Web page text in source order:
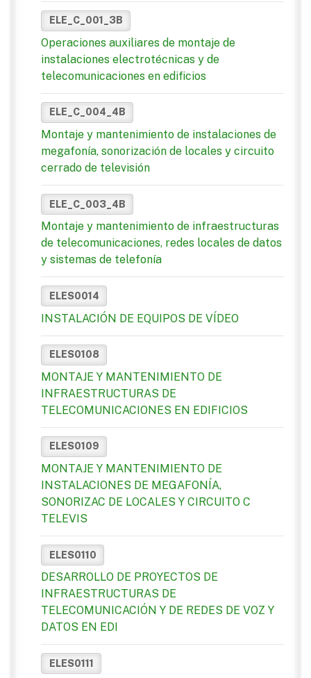
ELE_C_001_3B
Operaciones auxiliares de montaje de
instalaciones electrotécnicas y de
telecomunicaciones en edificios
ELE_C_004_4B
Montaje y mantenimiento de instalaciones de
megafonía, sonorización de locales y circuito
cerrado de televisión
ELE_C_003_4B
Montaje y mantenimiento de infraestructuras
de telecomunicaciones, redes locales de datos
y sistemas de telefonía
ELES0014
INSTALACIÓN DE EQUIPOS DE VÍDEO
ELES0108
MONTAJE Y MANTENIMIENTO DE
INFRAESTRUCTURAS DE
TELECOMUNICACIONES EN EDIFICIOS
ELES0109
MONTAJE Y MANTENIMIENTO DE
INSTALACIONES DE MEGAFONÍA,
SONORIZAC DE LOCALES Y CIRCUITO C
TELEVIS
ELES0110
DESARROLLO DE PROYECTOS DE
INFRAESTRUCTURAS DE
TELECOMUNICACIÓN Y DE REDES DE VOZ Y
DATOS EN EDI
ELES0111